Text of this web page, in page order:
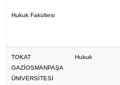
Hukuk Fakültesi
TOKAT
GAZİOSMANPAŞA
ÜNİVERSİTESİ
Hukuk